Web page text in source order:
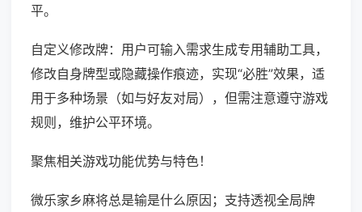
平。
自定义修改牌：用户可输入需求生成专用辅助工具，
修改自身牌型或隐藏操作痕迹，实现“必胜”效果，适
用于多种场景（如与好友对局），但需注意遵守游戏
规则，维护公平环境。
聚焦相关游戏功能优势与特色！
微乐家乡麻将总是输是什么原因；支持透视全局牌